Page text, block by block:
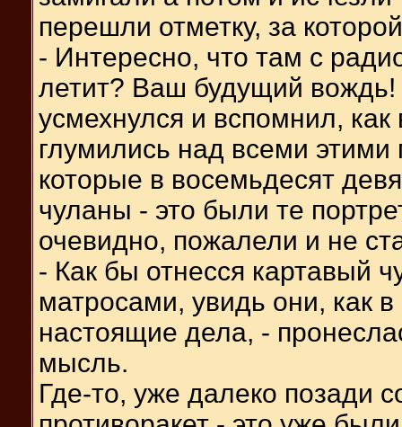
перешли отметку, за
- Интересно, что там с
летит? Ваш будущий
усмехнулся и вспомнил,
глумились над всеми этими
которые в восемьдесят
чуланы - это были те
очевидно, пожалели и не
- Как бы отнесся картавый
матросами, увидь они, как
настоящие дела, -
мысль.
Где-то, уже далеко позади